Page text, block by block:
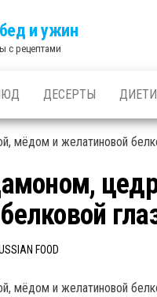
и ужин
с рецептами
ДЕСЕРТЫ
FOOD